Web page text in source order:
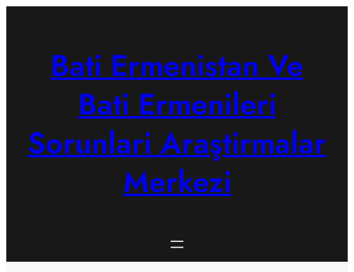
Bati Ermenistan Ve
Bati Ermenileri
Sorunlari Araştirmalar
Merkezi